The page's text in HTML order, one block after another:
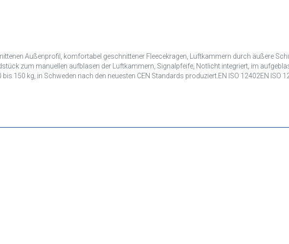
Außenprofil, komfortabel geschnittener Fleecekragen, Luftkammern durch äußere
zum manuellen aufblasen der Luftkammern, Signalpfeife, Notlicht integriert, im
150 kg, in Schweden nach den neuesten CEN Standards produziert.EN ISO 12402EN ISO